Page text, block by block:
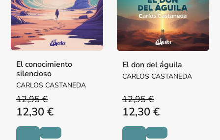
El conocimiento
silencioso
CARLOS CASTANEDA
12,95 €
12,30 €
El don del águila
CARLOS CASTANEDA
12,95 €
12,30 €